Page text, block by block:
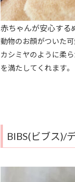
赤ちゃんが安心する
動物のお顔がついた
カシミヤのように柔
を満たしてくれます。
BIBS(ビブス)/